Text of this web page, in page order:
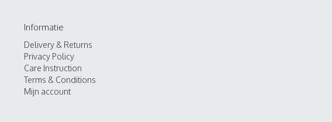
Informatie
Delivery & Returns
Privacy Policy
Care Instruction
Terms & Conditions
Mijn account